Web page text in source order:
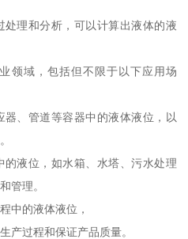
理和分析，可以计算出液体的液
领域，包括但不限于以下应用场
、管道等容器中的液体液位，以
液位，如水箱、水塔、污水处理
管理。
中的液体液位，
产过程和保证产品质量。